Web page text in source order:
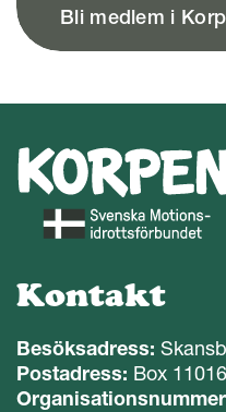
Bli medlem i
Kontakt
Besöksadress:
Postadress: Box